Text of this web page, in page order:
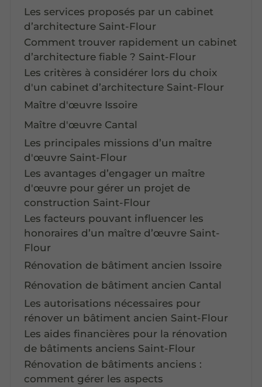
Les services proposés par un cabinet
d’architecture Saint-Flour
Comment trouver rapidement un cabinet
d’architecture fiable ? Saint-Flour
Les critères à considérer lors du choix
d'un cabinet d’architecture Saint-Flour
Maître d'œuvre Issoire
Maître d'œuvre Cantal
Les principales missions d’un maître
d'œuvre Saint-Flour
Les avantages d’engager un maître
d'œuvre pour gérer un projet de
construction Saint-Flour
Les facteurs pouvant influencer les
honoraires d’un maître d’œuvre Saint-
Flour
Rénovation de bâtiment ancien Issoire
Rénovation de bâtiment ancien Cantal
Les autorisations nécessaires pour
rénover un bâtiment ancien Saint-Flour
Les aides financières pour la rénovation
de bâtiments anciens Saint-Flour
Rénovation de bâtiments anciens :
comment gérer les aspects